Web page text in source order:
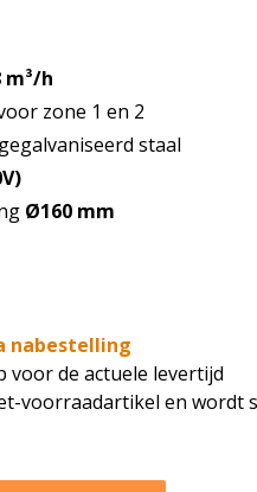
m³/h
zone 1 en 2
staal
Ø160 mm
nabestelling
voor de actuele levertijd
voorraadartikel en wordt